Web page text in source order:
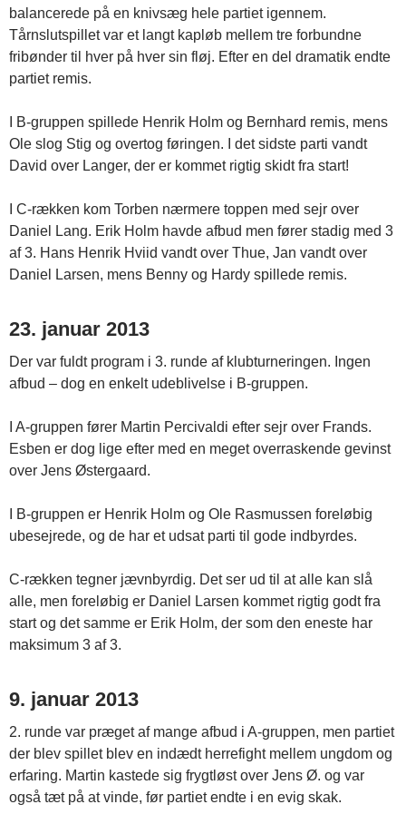
balancerede på en knivsæg hele partiet igennem.
Tårnslutspillet var et langt kapløb mellem tre forbundne
fribønder til hver på hver sin fløj. Efter en del dramatik endte
partiet remis.
I B-gruppen spillede Henrik Holm og Bernhard remis, mens
Ole slog Stig og overtog føringen. I det sidste parti vandt
David over Langer, der er kommet rigtig skidt fra start!
I C-rækken kom Torben nærmere toppen med sejr over
Daniel Lang. Erik Holm havde afbud men fører stadig med 3
af 3. Hans Henrik Hviid vandt over Thue, Jan vandt over
Daniel Larsen, mens Benny og Hardy spillede remis.
23. januar 2013
Der var fuldt program i 3. runde af klubturneringen. Ingen
afbud – dog en enkelt udeblivelse i B-gruppen.
I A-gruppen fører Martin Percivaldi efter sejr over Frands.
Esben er dog lige efter med en meget overraskende gevinst
over Jens Østergaard.
I B-gruppen er Henrik Holm og Ole Rasmussen foreløbig
ubesejrede, og de har et udsat parti til gode indbyrdes.
C-rækken tegner jævnbyrdig. Det ser ud til at alle kan slå
alle, men foreløbig er Daniel Larsen kommet rigtig godt fra
start og det samme er Erik Holm, der som den eneste har
maksimum 3 af 3.
9. januar 2013
2. runde var præget af mange afbud i A-gruppen, men partiet
der blev spillet blev en indædt herrefight mellem ungdom og
erfaring. Martin kastede sig frygtløst over Jens Ø. og var
også tæt på at vinde, før partiet endte i en evig skak.